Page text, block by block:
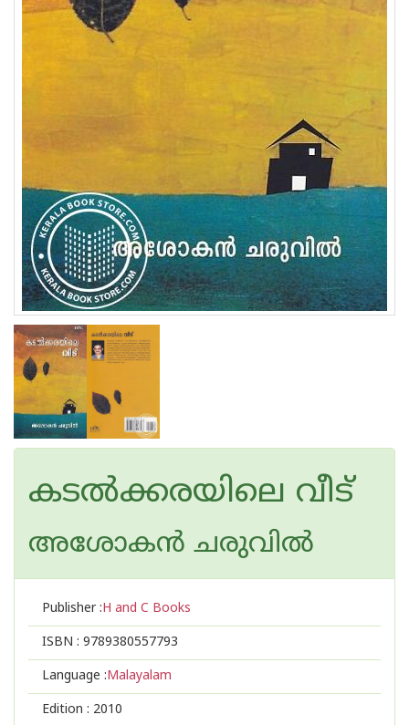
കടല്‍ക്കരയിലെ വീട്
അശോകന്‍ ചരുവില്‍
Publisher :H and C Books
ISBN : 9789380557793
Language :Malayalam
Edition : 2010